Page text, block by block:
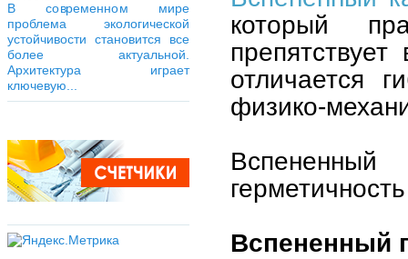
В современном мире
проблема экологической
устойчивости становится все
более актуальной.
Архитектура играет
ключевую...
который
отличается
физико-
Вспененный